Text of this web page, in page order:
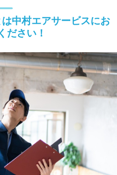
中村エアサービスにお
ださい！